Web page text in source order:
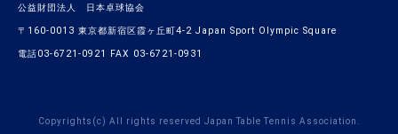
公益財団法人 日本卓球協会
〒160-0013 東京都新宿区霞ヶ丘町4-2 Japan Sport Olympic Square
電話03-6721-0921 FAX 03-6721-0931
Copyrights(c) All rights reserved Japan Table Tennis Association.